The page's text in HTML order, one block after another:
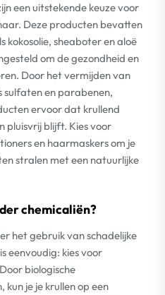
een uitstekende keuze voor
Deze producten bevatten
kokosolie, sheaboter en aloë
om de gezondheid en
Door het vermijden van
sulfaten en parabenen,
ervoor dat krullend
pluisvrij blijft. Kies voor
en haarmaskers om je
stralen met een natuurlijke
chemicaliën?
het gebruik van schadelijke
eenvoudig: kies voor
biologische
je je krullen op een